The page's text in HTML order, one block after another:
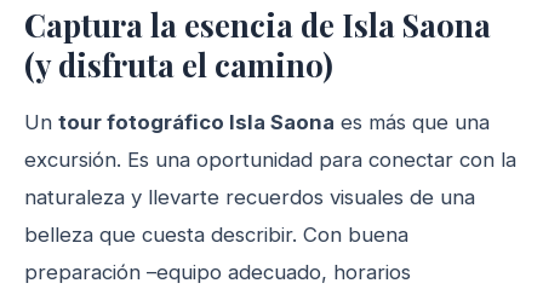
Captura la esencia de Isla Saona
(y disfruta el camino)
Un tour fotográfico Isla Saona es más que una
excursión. Es una oportunidad para conectar con la
naturaleza y llevarte recuerdos visuales de una
belleza que cuesta describir. Con buena
preparación –equipo adecuado, horarios